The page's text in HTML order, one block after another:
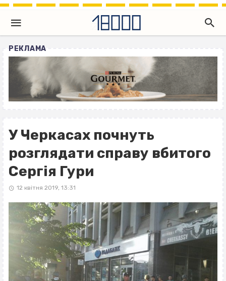
РЕКЛАМА
У Черкасах почнуть
розглядати справу вбитого
Сергія Гури
12 квітня 2019, 13:31